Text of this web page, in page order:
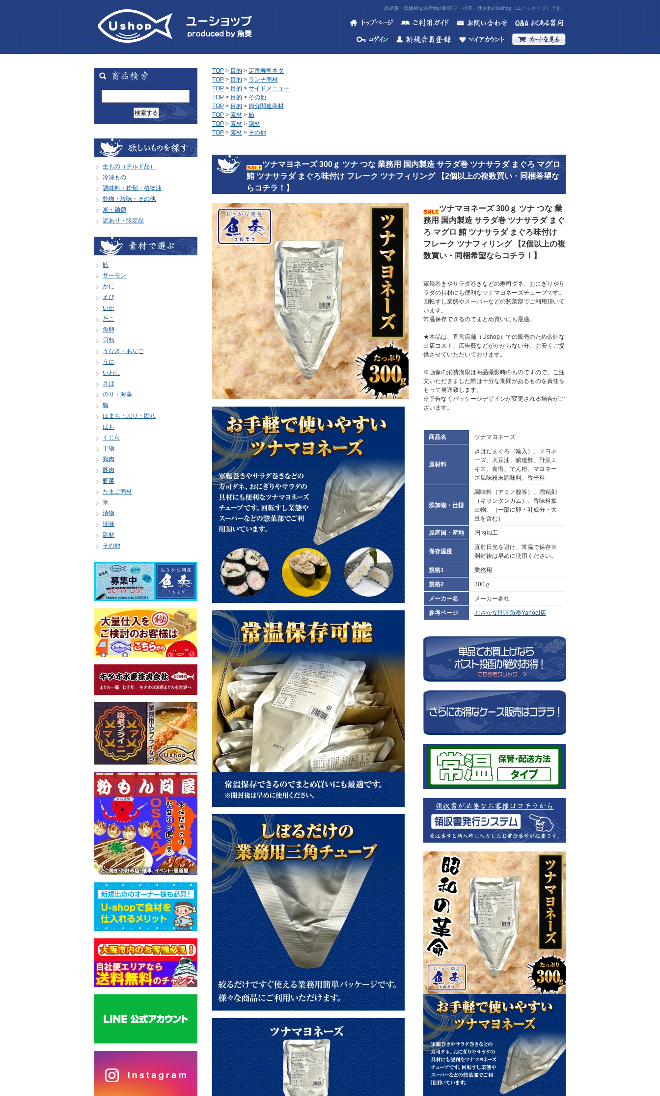
高品質・低価格な水産物の卸売り・小売・仕入れのUshop（ユーショップ）です。
生もの（チルド品）
冷凍もの
調味料・粉類・植物油
乾物・珍味・その他
米・麺類
訳あり・限定品
鮪
サーモン
かに
えび
いか
たこ
魚卵
貝類
うなぎ・あなご
うに
いわし
さば
のり・海藻
鯛
はまち・ぶり・勘八
はも
くじら
干物
鶏肉
豚肉
野菜
たまご商材
米
漬物
珍味
副材
その他
TOP > 目的 > 定番寿司ネタ
TOP > 目的 > ランチ商材
TOP > 目的 > サイドメニュー
TOP > 目的 > その他
TOP > 目的 > 節分関連商材
TOP > 素材 > 鮪
TOP > 素材 > 副材
TOP > 素材 > その他
ツナマヨネーズ 300ｇ ツナ つな 業務用 国内製造 サラダ巻 ツナサラダ まぐろ マグロ
鮪 ツナサラダ まぐろ味付け フレーク ツナフィリング 【2個以上の複数買い・同梱希望な
らコチラ！】
ツナマヨネーズ 300ｇ ツナ つな 業
務用 国内製造 サラダ巻 ツナサラダ まぐ
ろ マグロ 鮪 ツナサラダ まぐろ味付け
フレーク ツナフィリング 【2個以上の複
数買い・同梱希望ならコチラ！】
軍艦巻きやサラダ巻きなどの寿司ダネ、おにぎりやサ
ラダの具材にも便利なツナマヨネーズチューブです。
回転すし業態やスーパーなどの惣菜部でご利用頂いて
います。
常温保存できるのでまとめ買いにも最適。
★本品は、直営店舗（Ushop）での販売のため余計な
出店コスト、広告費などがかからない分、お安くご提
供させていただいております。
※画像の消費期限は商品撮影時のものですので、ご注
文いただきました際は十分な期間があるものを責任を
もって発送致します。
※予告なくパッケージデザインが変更される場合がご
ざいます。
商品名 ツナマヨネーズ
原材料
きはだまぐろ（輸入）、マヨネ
ーズ、大豆油、醸造酢、野菜エ
キス、食塩、でん粉、マヨネー
ズ風味粉末調味料、香辛料
添加物・仕様
調味料（アミノ酸等）、増粘剤
（キサンタンガム）、香味料抽
出物、（一部に卵・乳成分・大
豆を含む）
原産国・産地 国内加工
保存温度
直射日光を避け、常温で保存※
開封後は早めに使用ください。
規格1 業務用
規格2 300ｇ
メーカー名 メーカー各社
参考ページ おさかな問屋魚奏Yahoo!店